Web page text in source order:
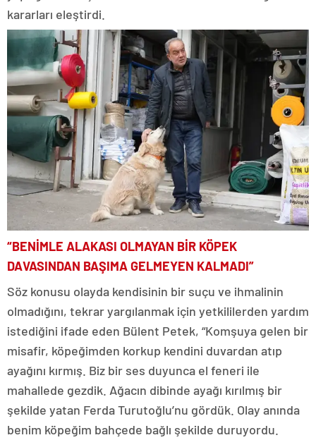
kararları eleştirdi.
“BENİMLE ALAKASI OLMAYAN BİR KÖPEK
DAVASINDAN BAŞIMA GELMEYEN KALMADI”
Söz konusu olayda kendisinin bir suçu ve ihmalinin
olmadığını, tekrar yargılanmak için yetkililerden yardım
istediğini ifade eden Bülent Petek, “Komşuya gelen bir
misafir, köpeğimden korkup kendini duvardan atıp
ayağını kırmış. Biz bir ses duyunca el feneri ile
mahallede gezdik. Ağacın dibinde ayağı kırılmış bir
şekilde yatan Ferda Turutoğlu’nu gördük. Olay anında
benim köpeğim bahçede bağlı şekilde duruyordu.